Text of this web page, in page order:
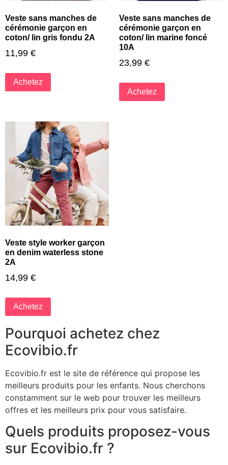
Veste sans manches de
cérémonie garçon en
coton/ lin gris fondu 2A
11,99 €
Achetez
Veste sans manches de
cérémonie garçon en
coton/ lin marine foncé
10A
23,99 €
Achetez
Veste style worker garçon
en denim waterless stone
2A
14,99 €
Achetez
Pourquoi achetez chez
Ecovibio.fr
Ecovibio.fr est le site de référence qui propose les
meilleurs produits pour les enfants. Nous cherchons
constamment sur le web pour trouver les meilleurs
offres et les meilleurs prix pour vous satisfaire.
Quels produits proposez-vous
sur Ecovibio.fr ?